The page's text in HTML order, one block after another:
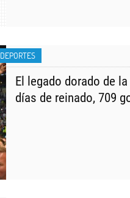
DEPORTES
El legado dorado de
días de reinado, 709